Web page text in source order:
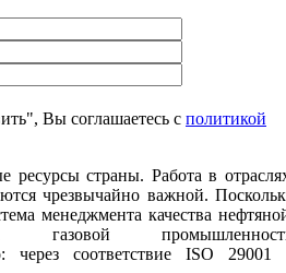
Вы соглашаетесь с политикой
страны. Работа в
чрезвычайно важной.
менеджмента качества
газовой
через соответствие ISO 29001